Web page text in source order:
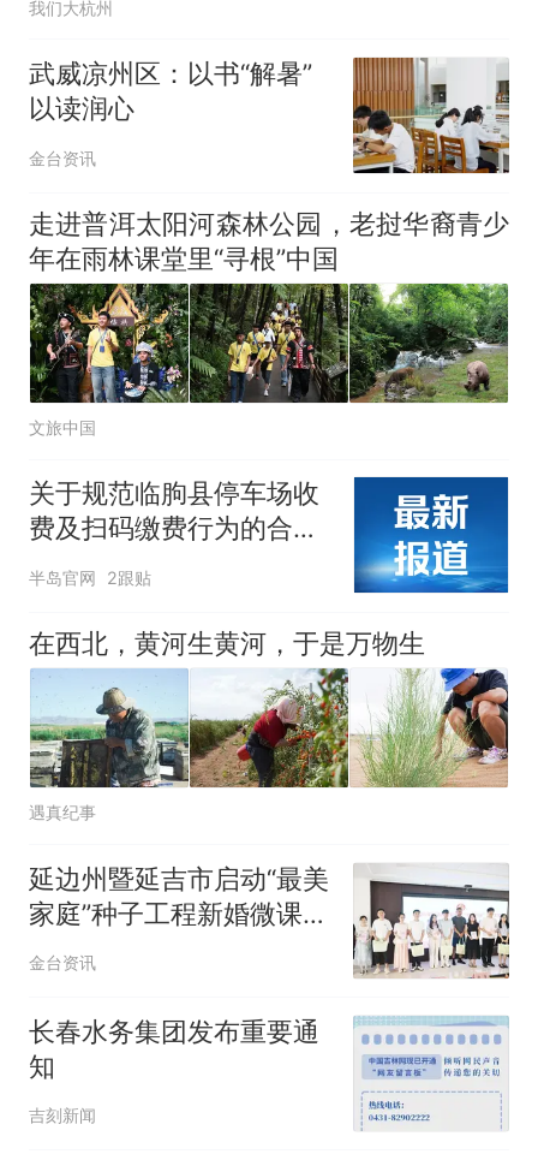
我们大杭州
武威凉州区：以书“解暑”
以读润心
金台资讯
走进普洱太阳河森林公园，老挝华裔青少
年在雨林课堂里“寻根”中国
文旅中国
关于规范临朐县停车场收
费及扫码缴费行为的合规
提示
半岛官网 2跟贴
在西北，黄河生黄河，于是万物生
遇真纪事
延边州暨延吉市启动“最美
家庭”种子工程新婚微课堂
为幸福“加码”
金台资讯
长春水务集团发布重要通
知
吉刻新闻